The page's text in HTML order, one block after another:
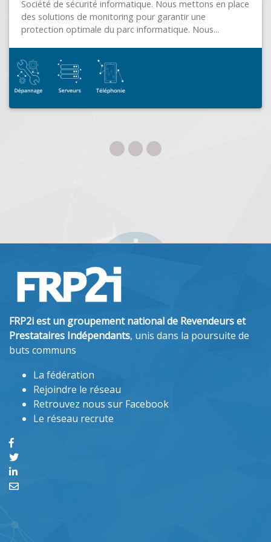
en place
PC DOM
FORT DE FRANCE (97200)
FRP2i est un groupement national de Revendeurs et
Prestataires Indépendants, unis dans la poursuite de
buts communs
La fédération
Rejoindre le réseau
Retrouvez nous sur Facebook
Le réseau recrute